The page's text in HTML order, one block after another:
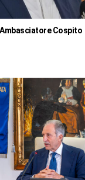
Cospito